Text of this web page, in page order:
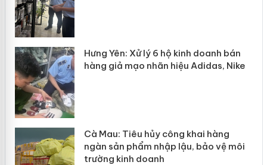
Hưng Yên: Xử lý 6 hộ kinh doanh bán
hàng giả mạo nhãn hiệu Adidas, Nike
Cà Mau: Tiêu hủy công khai hàng
ngàn sản phẩm nhập lậu, bảo vệ môi
trường kinh doanh